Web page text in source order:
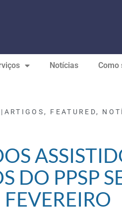
Notícias Como
ARTIGOS , FEATURED,
DO PPSP